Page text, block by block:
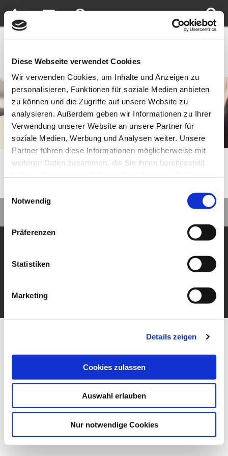
Diese Webseite verwendet Cookies
Wir verwenden Cookies, um Inhalte und Anzeigen zu
personalisieren, Funktionen für soziale Medien anbieten
zu können und die Zugriffe auf unsere Website zu
analysieren. Außerdem geben wir Informationen zu Ihrer
Verwendung unserer Website an unsere Partner für
soziale Medien, Werbung und Analysen weiter. Unsere
Partner führen diese Informationen möglicherweise mit
weiteren Daten zusammen, die Sie ihnen bereitgestellt
Notwendig
Präferenzen
Statistiken
Marketing
Details zeigen
Cookies zulassen
Auswahl erlauben
Nur notwendige Cookies
Sie sind hier:Home»Konfiguration»Outdoor Living
Raumausstattung Drebinger GmbH & Co. KG